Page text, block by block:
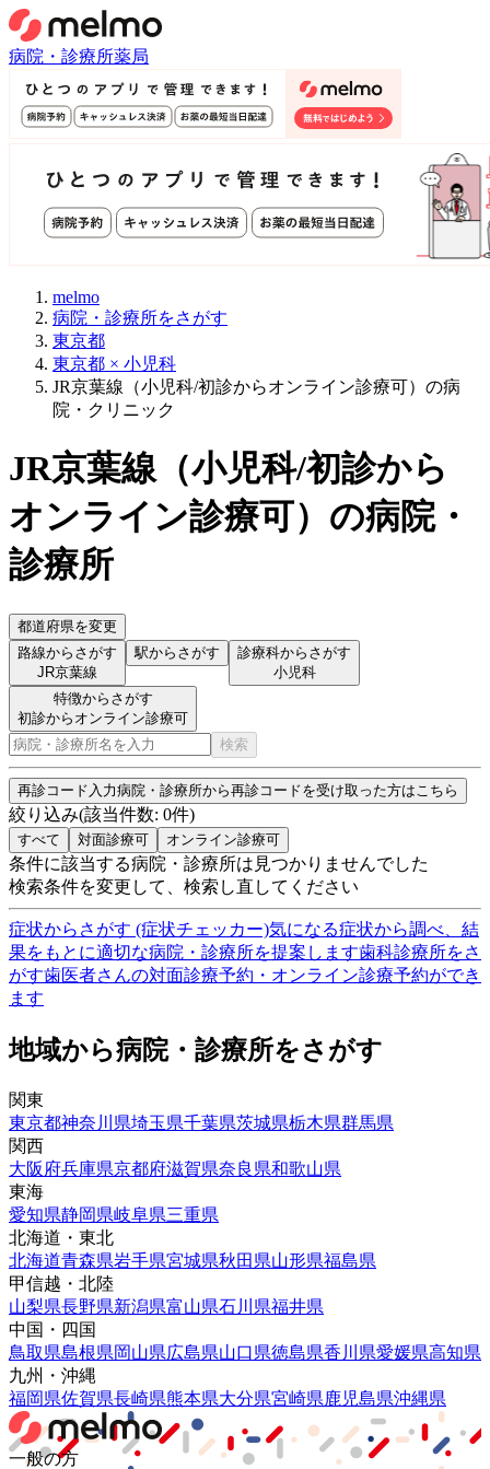
病院・診療所薬局
melmo
病院・診療所をさがす
東京都
東京都 × 小児科
JR京葉線（小児科/初診からオンライン診療可）の病
院・クリニック
JR京葉線（小児科/初診から
オンライン診療可） の病院・
診療所
都道府県を変更
路線からさがす
JR京葉線
駅からさがす
診療科からさがす
小児科
特徴からさがす
初診からオンライン診療可
検索
再診コード入力病院・診療所から再診コードを受け取った方はこちら
絞り込み(該当件数: 0件)
すべて 対面診療可 オンライン診療可
条件に該当する病院・診療所は見つかりませんでした
検索条件を変更して、検索し直してください
症状からさがす (症状チェッカー)気になる症状から調べ、結
果をもとに適切な病院・診療所を提案します歯科診療所をさ
がす歯医者さんの対面診療予約・オンライン診療予約ができ
ます
地域から病院・診療所をさがす
関東
東京都神奈川県埼玉県千葉県茨城県栃木県群馬県
関西
大阪府兵庫県京都府滋賀県奈良県和歌山県
東海
愛知県静岡県岐阜県三重県
北海道・東北
北海道青森県岩手県宮城県秋田県山形県福島県
甲信越・北陸
山梨県長野県新潟県富山県石川県福井県
中国・四国
鳥取県島根県岡山県広島県山口県徳島県香川県愛媛県高知県
九州・沖縄
福岡県佐賀県長崎県熊本県大分県宮崎県鹿児島県沖縄県
一般の方